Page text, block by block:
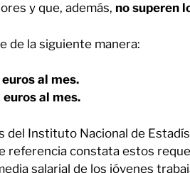
y que, además, no superen
de la siguiente manera:
al mes.
al mes.
del Instituto Nacional de
referencia constata estos
salarial de los jóvenes